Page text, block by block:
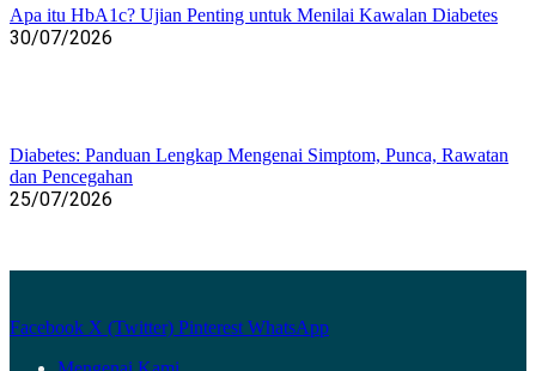
Apa itu HbA1c? Ujian Penting untuk Menilai Kawalan Diabetes
30/07/2026
Diabetes: Panduan Lengkap Mengenai Simptom, Punca, Rawatan
dan Pencegahan
25/07/2026
Facebook X (Twitter) Pinterest WhatsApp